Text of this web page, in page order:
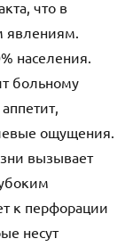
что в
явлениям.
населения.
больному
ощущения.
вызывает
к перфорации
несут